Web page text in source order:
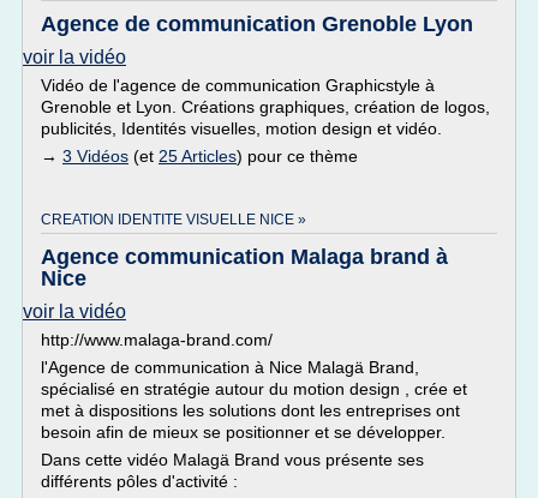
Agence de communication Grenoble Lyon
voir la vidéo
Vidéo de l'agence de communication Graphicstyle à
Grenoble et Lyon. Créations graphiques, création de logos,
publicités, Identités visuelles, motion design et vidéo.
→ 3 Vidéos (et 25 Articles) pour ce thème
CREATION IDENTITE VISUELLE NICE »
Agence communication Malaga brand à
Nice
voir la vidéo
http://www.malaga-brand.com/
l'Agence de communication à Nice Malagä Brand,
spécialisé en stratégie autour du motion design , crée et
met à dispositions les solutions dont les entreprises ont
besoin afin de mieux se positionner et se développer.
Dans cette vidéo Malagä Brand vous présente ses
différents pôles d'activité :